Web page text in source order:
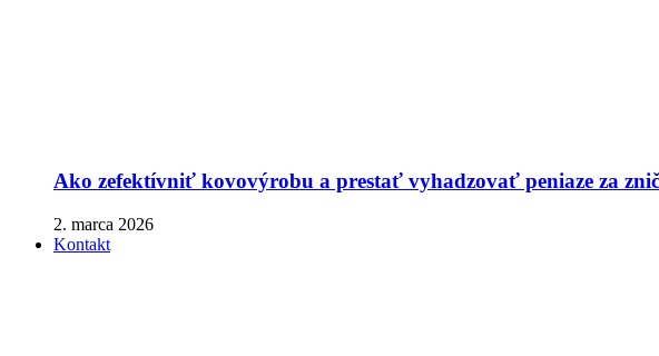
Ako zefektívniť kovovýrobu a prestať vyhadzovať peniaze za
2. marca 2026
Kontakt